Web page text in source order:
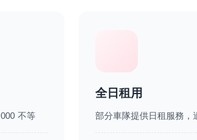
不等
全日租用
部分車隊提供日租服務，